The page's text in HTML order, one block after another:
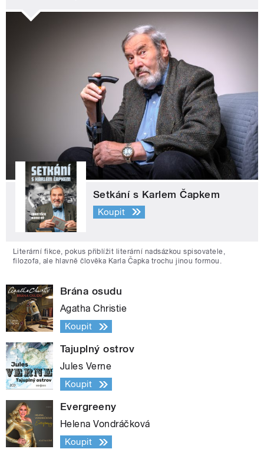
Setkání s Karlem Čapkem
Koupit
Literární fikce, pokus přiblížit literární nadsázkou spisovatele,
filozofa, ale hlavně člověka Karla Čapka trochu jinou formou.
Brána osudu
Agatha Christie
Koupit
Tajuplný ostrov
Jules Verne
Koupit
Evergreeny
Helena Vondráčková
Koupit